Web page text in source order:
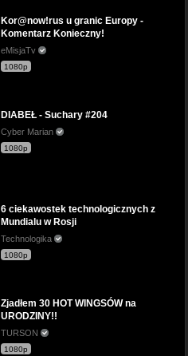
Kor@now!rus u granic Europy -
Komentarz Konieczny!
eMisjaTv
1080p
DIABEŁ - Suchary #204
Cyber Marian
1080p
6 ciekawostek technologicznych z
Mundialu w Rosji
Technologika
1080p
Zjadłem 30 HOT WINGSÓW na
URODZINY!!
TURSON
1080p